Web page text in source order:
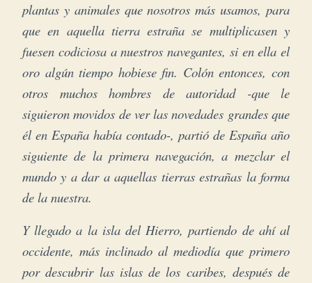
plantas y animales que nosotros más usamos, para
que en aquella tierra estraña se multiplicasen y
fuesen codiciosa a nuestros navegantes, si en ella el
oro algún tiempo hobiese fin. Colón entonces, con
otros muchos hombres de autoridad -que le
siguieron movidos de ver las novedades grandes que
él en España había contado-, partió de España año
siguiente de la primera navegación, a mezclar el
mundo y a dar a aquellas tierras estrañas la forma
de la nuestra.
Y llegado a la isla del Hierro, partiendo de ahí al
occidente, más inclinado al mediodía que primero
por descubrir las islas de los caribes, después de